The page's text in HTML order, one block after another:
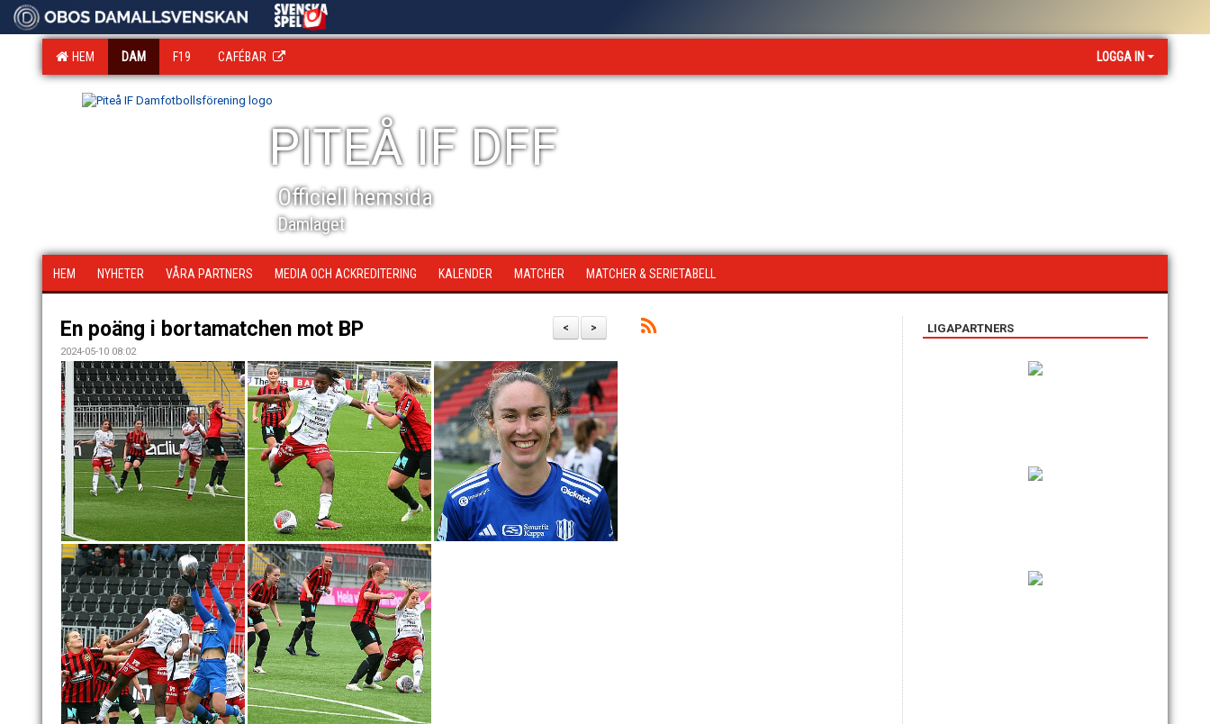
HEM DAM F19 CAFÉBAR LOGGA IN
PITEÅ IF DFF
Officiell hemsida
Damlaget
HEM NYHETER VÅRA PARTNERS MEDIA OCH ACKREDITERING KALENDER MATCHER MATCHER & SERIETABELL
>
<
En poäng i bortamatchen mot BP
2024-05-10 08:02
LIGAPARTNERS